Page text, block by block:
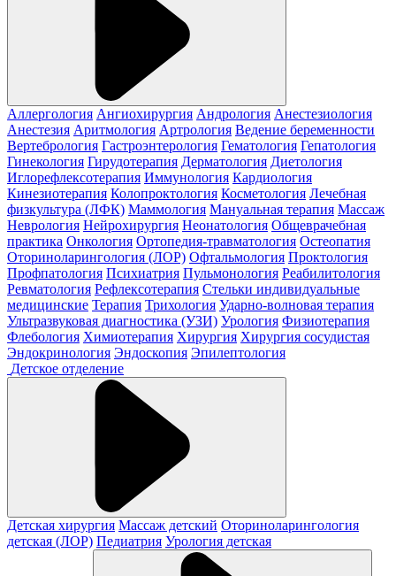
Аллергология Ангиохирургия Андрология Анестезиология
Анестезия Аритмология Артрология Ведение беременности
Вертебрология Гастроэнтерология Гематология Гепатология
Гинекология Гирудотерапия Дерматология Диетология
Иглорефлексотерапия Иммунология Кардиология
Кинезиотерапия Колопроктология Косметология Лечебная
физкультура (ЛФК) Маммология Мануальная терапия Массаж
Неврология Нейрохирургия Неонатология Общеврачебная
практика Онкология Ортопедия-травматология Остеопатия
Оториноларингология (ЛОР) Офтальмология Проктология
Профпатология Психиатрия Пульмонология Реабилитология
Ревматология Рефлексотерапия Стельки индивидуальные
медицинские Терапия Трихология Ударно-волновая терапия
Ультразвуковая диагностика (УЗИ) Урология Физиотерапия
Флебология Химиотерапия Хирургия Хирургия сосудистая
Эндокринология Эндоскопия Эпилептология
Детское отделение
Детская хирургия Массаж детский Оториноларингология
детская (ЛОР) Педиатрия Урология детская